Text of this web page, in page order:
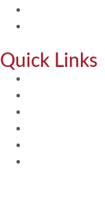
Quick Links